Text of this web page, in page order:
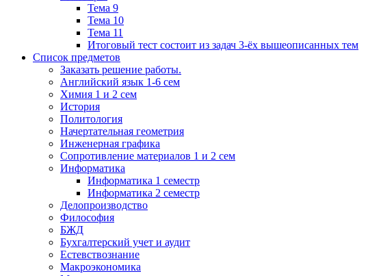
Тема 9
Тема 10
Тема 11
Итоговый тест состоит из задач 3-ёх вышеописанных тем
Список предметов
Заказать решение работы.
Английский язык 1-6 сем
Химия 1 и 2 сем
История
Политология
Начертательная геометрия
Инженерная графика
Сопротивление материалов 1 и 2 сем
Информатика
Информатика 1 семестр
Информатика 2 семестр
Делопроизводство
Философия
БЖД
Бухгалтерский учет и аудит
Естевствознание
Макроэкономика